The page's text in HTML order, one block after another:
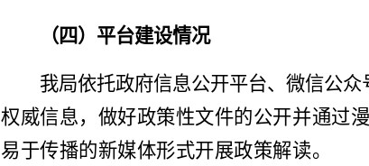
（四） 平台建设情况
我局依托政府信息公开平台、微信公众
权威信息，做好政策性文件的公开并通过
易于传播的新媒体形式开展政策解读。